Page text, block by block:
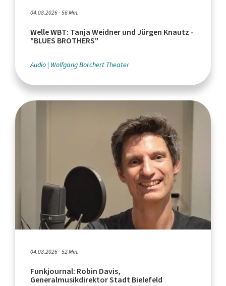
04.08.2026 - 56 Min.
Welle WBT: Tanja Weidner und Jürgen Knautz -
"BLUES BROTHERS"
Audio Wolfgang Borchert Theater
04.08.2026 - 52 Min.
Funkjournal: Robin Davis,
Generalmusikdirektor Stadt Bielefeld